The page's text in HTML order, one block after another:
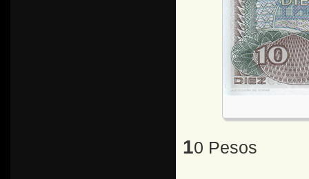
10 Pesos